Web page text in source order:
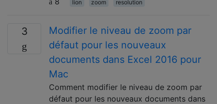
lion zoom resolution
3
Modifier le niveau de zoom par
défaut pour les nouveaux
documents dans Excel 2016 pour
Mac
Comment modifier le niveau de zoom par
défaut pour les nouveaux documents dans